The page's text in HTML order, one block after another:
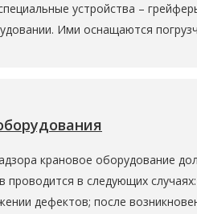
устройства –
Ими оснащаются
крановое оборудование
проводится в следующих
дефектов; после